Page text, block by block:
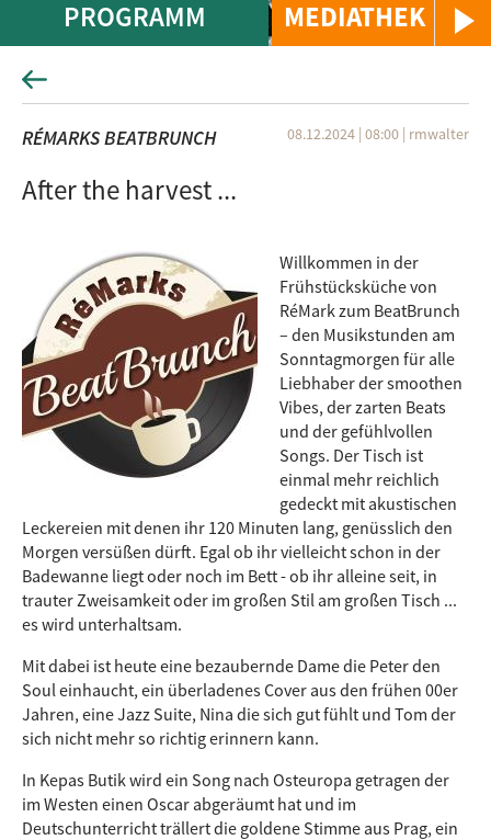
MEDIATHEK
PROGRAMM
RÉMARKS BEATBRUNCH 08.12.2024 | 08:00 | rmwalter
After the harvest ...
Willkommen in der
Frühstücksküche von
RéMark zum BeatBrunch
– den Musikstunden am
Sonntagmorgen für alle
Liebhaber der smoothen
Vibes, der zarten Beats
und der gefühlvollen
Songs. Der Tisch ist
einmal mehr reichlich
gedeckt mit akustischen
Leckereien mit denen ihr 120 Minuten lang, genüsslich den
Morgen versüßen dürft. Egal ob ihr vielleicht schon in der
Badewanne liegt oder noch im Bett - ob ihr alleine seit, in
trauter Zweisamkeit oder im großen Stil am großen Tisch ...
es wird unterhaltsam.
Mit dabei ist heute eine bezaubernde Dame die Peter den
Soul einhaucht, ein überladenes Cover aus den frühen 00er
Jahren, eine Jazz Suite, Nina die sich gut fühlt und Tom der
sich nicht mehr so richtig erinnern kann.
In Kepas Butik wird ein Song nach Osteuropa getragen der
im Westen einen Oscar abgeräumt hat und im
Deutschunterricht trällert die goldene Stimme aus Prag, ein